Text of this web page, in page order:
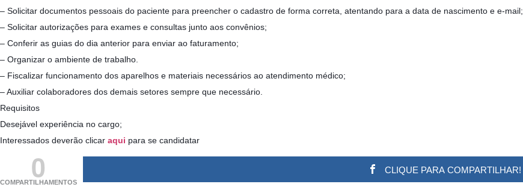
– Solicitar documentos pessoais do paciente para preencher o cadastro de forma correta, atentando para a data de nascimento e e-mail;
– Solicitar autorizações para exames e consultas junto aos convênios;
– Conferir as guias do dia anterior para enviar ao faturamento;
– Organizar o ambiente de trabalho.
– Fiscalizar funcionamento dos aparelhos e materiais necessários ao atendimento médico;
– Auxiliar colaboradores dos demais setores sempre que necessário.
Requisitos
Desejável experiência no cargo;
Interessados deverão clicar aqui para se candidatar
0
COMPARTILHAMENTOS
CLIQUE PARA COMPARTILHAR!